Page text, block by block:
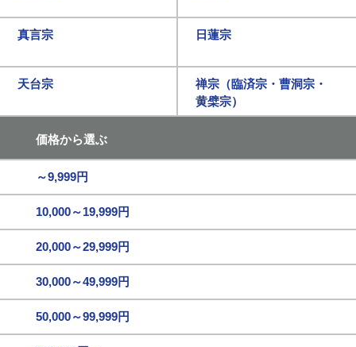
真言宗 日蓮宗
天台宗
禅宗（臨済宗・曹洞宗・
黄檗宗）
価格から選ぶ
～9,999円
10,000～19,999円
20,000～29,999円
30,000～49,999円
50,000～99,999円